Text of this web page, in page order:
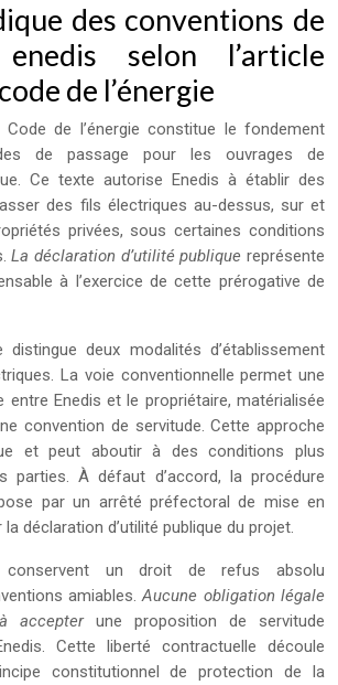
des conventions de
selon l’article
de l’énergie
Code de l’énergie constitue le fondement
de passage pour les ouvrages de
Ce texte autorise Enedis à établir des
des fils électriques au-dessus, sur et
privées, sous certaines conditions
La déclaration d’utilité publiquereprésente
à l’exercice de cette prérogative de
distingue deux modalités d’établissement
La voie conventionnelle permet une
entre Enedis et le propriétaire, matérialisée
convention de servitude. Cette approche
et peut aboutir à des conditions plus
parties. À défaut d’accord, la procédure
par un arrêté préfectoral de mise en
déclaration d’utilité publique du projet.
conservent un droit de refus absolu
amiables.Aucune obligation légale
accepter une proposition de servitude
Cette liberté contractuelle découle
constitutionnel de protection de la